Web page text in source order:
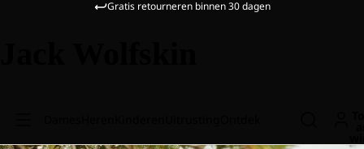
Gratis retourneren binnen 30 dagen